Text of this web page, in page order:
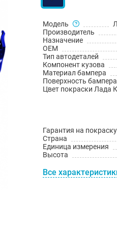
Модель
Производитель
Назначение
OEM
Тип автодеталей
Компонент кузова
Материал бампера
Поверхность бампера
Цвет покраски Лада
Гарантия на покраску
Страна
Единица измерения
Высота
Все